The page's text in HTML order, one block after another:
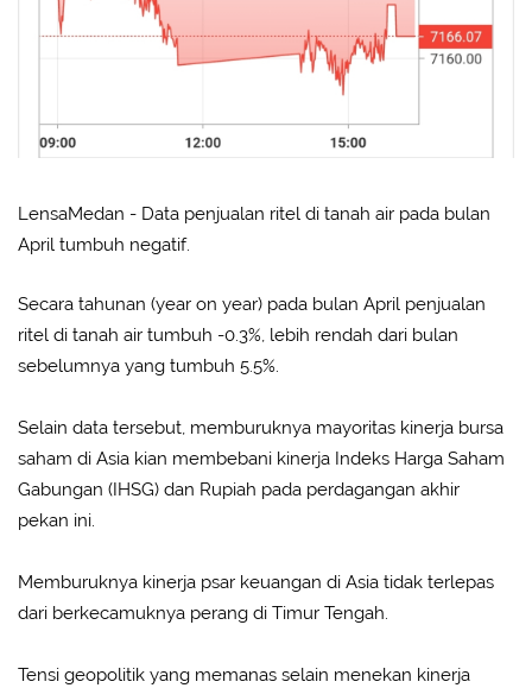
LensaMedan - Data penjualan ritel di tanah air pada bulan
April tumbuh negatif.
Secara tahunan (year on year) pada bulan April penjualan
ritel di tanah air tumbuh -0.3%, lebih rendah dari bulan
sebelumnya yang tumbuh 5.5%.
Selain data tersebut, memburuknya mayoritas kinerja bursa
saham di Asia kian membebani kinerja Indeks Harga Saham
Gabungan (IHSG) dan Rupiah pada perdagangan akhir
pekan ini.
Memburuknya kinerja psar keuangan di Asia tidak terlepas
dari berkecamuknya perang di Timur Tengah.
Tensi geopolitik yang memanas selain menekan kinerja